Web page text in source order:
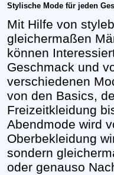
Stylische Mode für jeden
Mit Hilfe von
gleichermaßen
können
Geschmack und
verschiedenen
von den Basics,
Freizeitkleidung
Abendmode wird
Oberbekleidung
sondern
oder genauso